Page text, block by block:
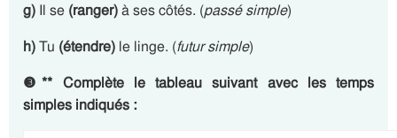
g) Il se (ranger)à ses côtés. (passé simple)
h)Tu (étendre) le linge. (futur simple)
❸** Complète le tableau suivant avec les temps
simples indiqués :